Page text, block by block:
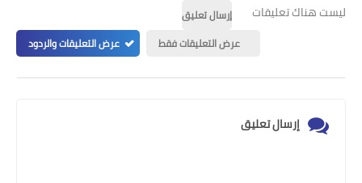
ليست هناك تعليقات
إرسال تعليق
عرض التعليقات فقط
عرض التعليقات والردود
إرسال تعليق